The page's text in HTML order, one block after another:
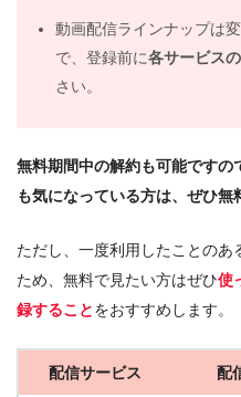
動画配信ラインナップは
で、登録前に各サービス
さい。
無料期間中の解約も可能です
も気になっている方は、ぜひ無
ただし、一度利用したことの
ため、無料で見たい方はぜひ使
録することをおすすめします。
配信サービス 配